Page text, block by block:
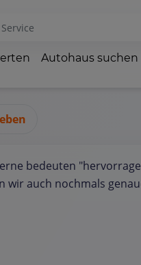
Autohaus suchen
bedeuten
auch nochmals